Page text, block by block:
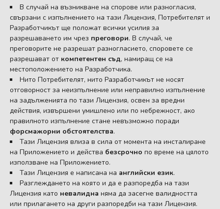
В случай на възникване на спорове или разногласия,
свързани с изпълнението на тази Лицензия, Потребителят и
Разработчикът ще положат всички усилия за
разрешаването им чрез преговори. В случай, че
преговорите не разрешат разногласието, споровете се
разрешават от компетентен съд, намиращ се на
местоположението на Разработчика.
Нито Потребителят, нито Разработчикът не носят
отговорност за неизпълнение или неправилно изпълнение
на задълженията по тази Лицензия, освен за вредни
действия, извършени умишлено или по небрежност, ако
правилното изпълнение стане невъзможно поради
форсмажорни обстоятелства.
Тази Лицензия влиза в сила от момента на инсталиране
на Приложението и действа безсрочно по време на цялото
използване на Приложението.
Тази Лицензия е написана на английски език.
Разглеждането на която и да е разпоредба на тази
Лицензия като невалидна няма да засегне валидността
или прилагането на други разпоредби на тази Лицензия.